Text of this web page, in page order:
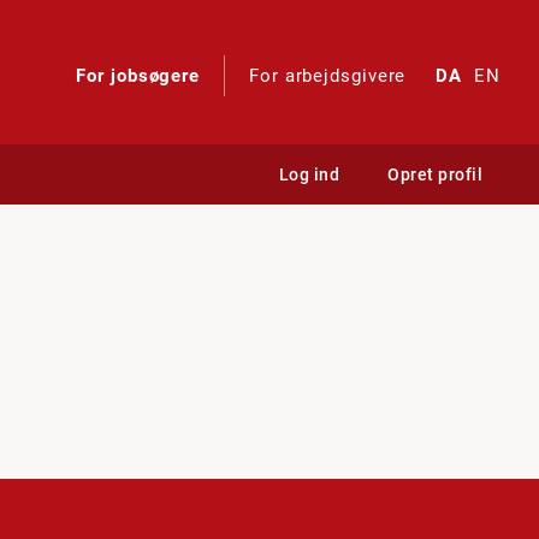
For jobsøgere For arbejdsgivere DA EN
Log ind Opret profil